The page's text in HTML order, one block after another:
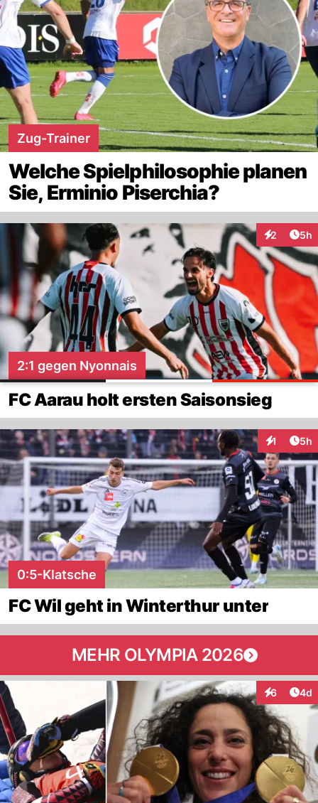
Zug-Trainer
Welche Spielphilosophie planen
Sie, Erminio Piserchia?
2 5h
2:1 gegen Nyonnais
FC Aarau holt ersten Saisonsieg
1 5h
0:5-Klatsche
FC Wil geht in Winterthur unter
MEHR OLYMPIA 2026
6 4d